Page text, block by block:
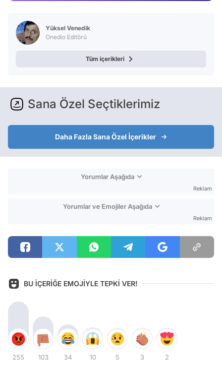
Yüksel Venedik
Onedio Editörü
Tüm içerikleri
Sana Özel Seçtiklerimiz
Daha Fazla Sana Özel İçerikler
Yorumlar Aşağıda
Reklam
Yorumlar ve Emojiler Aşağıda
Reklam
BU İÇERİĞE EMOJİYLE TEPKİ VER!
255 103 34 10 5 3 2